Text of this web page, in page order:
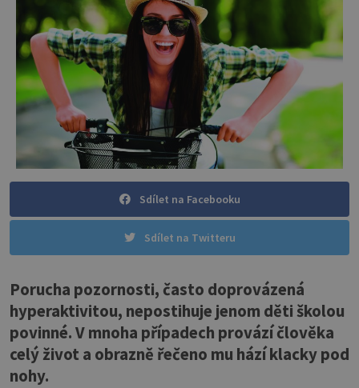
Sdílet na Facebooku
Sdílet na Twitteru
Porucha pozornosti, často doprovázená
hyperaktivitou, nepostihuje jenom děti školou
povinné. V mnoha případech provází člověka
celý život a obrazně řečeno mu hází klacky pod
nohy.